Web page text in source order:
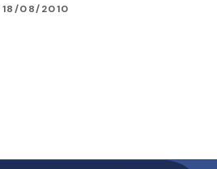
18/08/2010